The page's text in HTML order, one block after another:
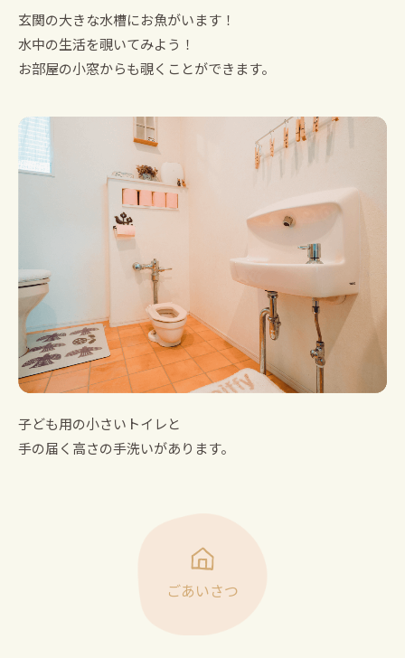
玄関の大きな水槽にお魚がいます！
水中の生活を覗いてみよう！
お部屋の小窓からも覗くことができます。
子ども用の小さいトイレと
手の届く高さの手洗いがあります。
ごあいさつ